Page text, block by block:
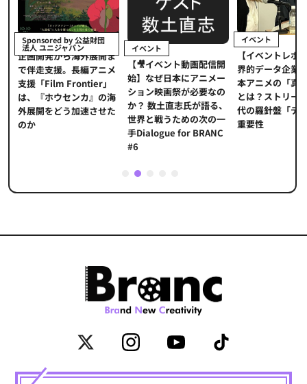
Sponsored by 公益財団
法人 ユニジャパン
企画開発から海外展開ま
で伴走支援。長編アニメ
支援「Film Frontier」
は、『ホウセンカ』の海
外展開をどう加速させた
のか
イベント
【🎥イベント動画配信開
始】なぜ日本にアニメー
ション映画祭が必要なの
か？ 数土直志氏が語る、
世界と戦うための次の一
手Dialogue for BRANC
#6
イベント
【イベントレポ
界的データ企業
本アニメの「真
とは？ストリー
代の羅針盤「デ
重要性
2